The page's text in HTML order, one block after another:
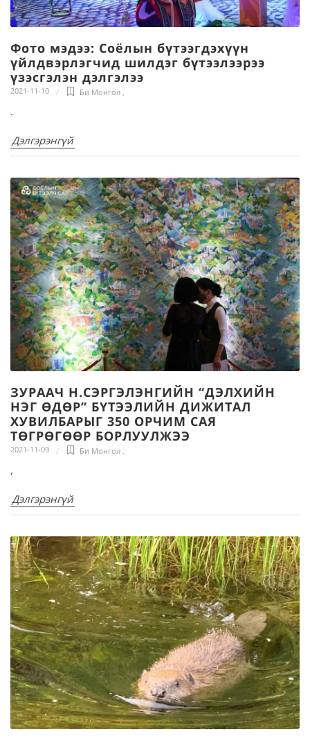
Фото мэдээ: Соёлын бүтээгдэхүүн
үйлдвэрлэгчид шилдэг бүтээлээрээ
үзэсгэлэн дэлгэлээ
2021-11-10 Би Монгол ,
.
Дэлгэрэнгүй
ЗУРААЧ Н.СЭРГЭЛЭНГИЙН “ДЭЛХИЙН
НЭГ ӨДӨР” БҮТЭЭЛИЙН ДИЖИТАЛ
ХУВИЛБАРЫГ 350 ОРЧИМ САЯ
ТӨГРӨГӨӨР БОРЛУУЛЖЭЭ
2021-11-09 Би Монгол ,
,
Дэлгэрэнгүй